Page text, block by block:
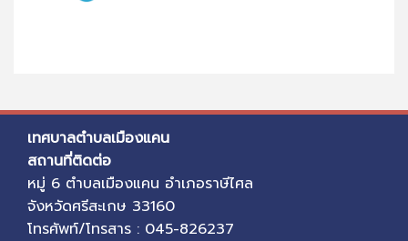
เทศบาลตำบลเมืองแคน
สถานที่ติดต่อ
หมู่ 6 ตำบลเมืองแคน อำเภอราษีไศล
จังหวัดศรีสะเกษ 33160
โทรศัพท์/โทรสาร : 045-826237